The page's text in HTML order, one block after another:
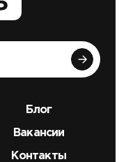
Блог
Вакансии
Контакты